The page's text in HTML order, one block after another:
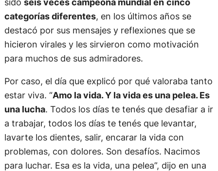
categorías diferentes, en los últimos años se
destacó por sus mensajes y reflexiones que se
hicieron virales y les sirvieron como motivación
para muchos de sus admiradores.
Por caso, el día que explicó por qué valoraba tanto
estar viva. “Amo la vida. Y la vida es una pelea. Es
una lucha. Todos los días te tenés que desafiar a ir
a trabajar, todos los días te tenés que levantar,
lavarte los dientes, salir, encarar la vida con
problemas, con dolores. Son desafíos. Nacimos
para luchar. Esa es la vida, una pelea”, dijo en una